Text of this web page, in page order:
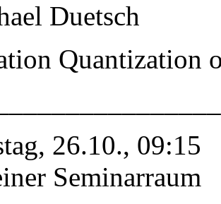
Duetsch
Quantization
26.10., 09:15
Seminarraum